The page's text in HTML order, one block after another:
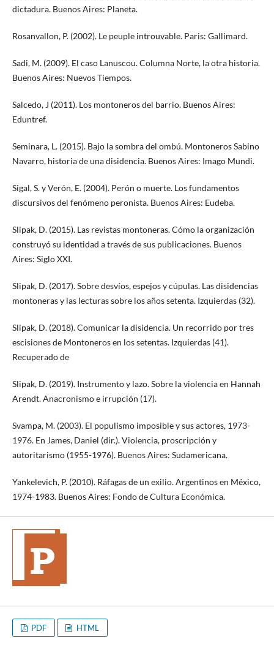
dictadura. Buenos Aires: Planeta.
Rosanvallon, P. (2002). Le peuple introuvable. Paris: Gallimard.
Sadi, M. (2009). El caso Lanuscou. Columna Norte, la otra historia.
Buenos Aires: Nuevos Tiempos.
Salcedo, J (2011). Los montoneros del barrio. Buenos Aires:
Eduntref.
Seminara, L. (2015). Bajo la sombra del ombú. Montoneros Sabino
Navarro, historia de una disidencia. Buenos Aires: Imago Mundi.
Sigal, S. y Verón, E. (2004). Perón o muerte. Los fundamentos
discursivos del fenómeno peronista. Buenos Aires: Eudeba.
Slipak, D. (2015). Las revistas montoneras. Cómo la organización
construyó su identidad a través de sus publicaciones. Buenos
Aires: Siglo XXI.
Slipak, D. (2017). Sobre desvíos, espejos y cúpulas. Las disidencias
montoneras y las lecturas sobre los años setenta. Izquierdas (32).
Slipak, D. (2018). Comunicar la disidencia. Un recorrido por tres
escisiones de Montoneros en los setentas. Izquierdas (41).
Recuperado de
Slipak, D. (2019). Instrumento y lazo. Sobre la violencia en Hannah
Arendt. Anacronismo e irrupción (17).
Svampa, M. (2003). El populismo imposible y sus actores, 1973-
1976. En James, Daniel (dir.). Violencia, proscripción y
autoritarismo (1955-1976). Buenos Aires: Sudamericana.
Yankelevich, P. (2010). Ráfagas de un exilio. Argentinos en México,
1974-1983. Buenos Aires: Fondo de Cultura Económica.
PDF HTML